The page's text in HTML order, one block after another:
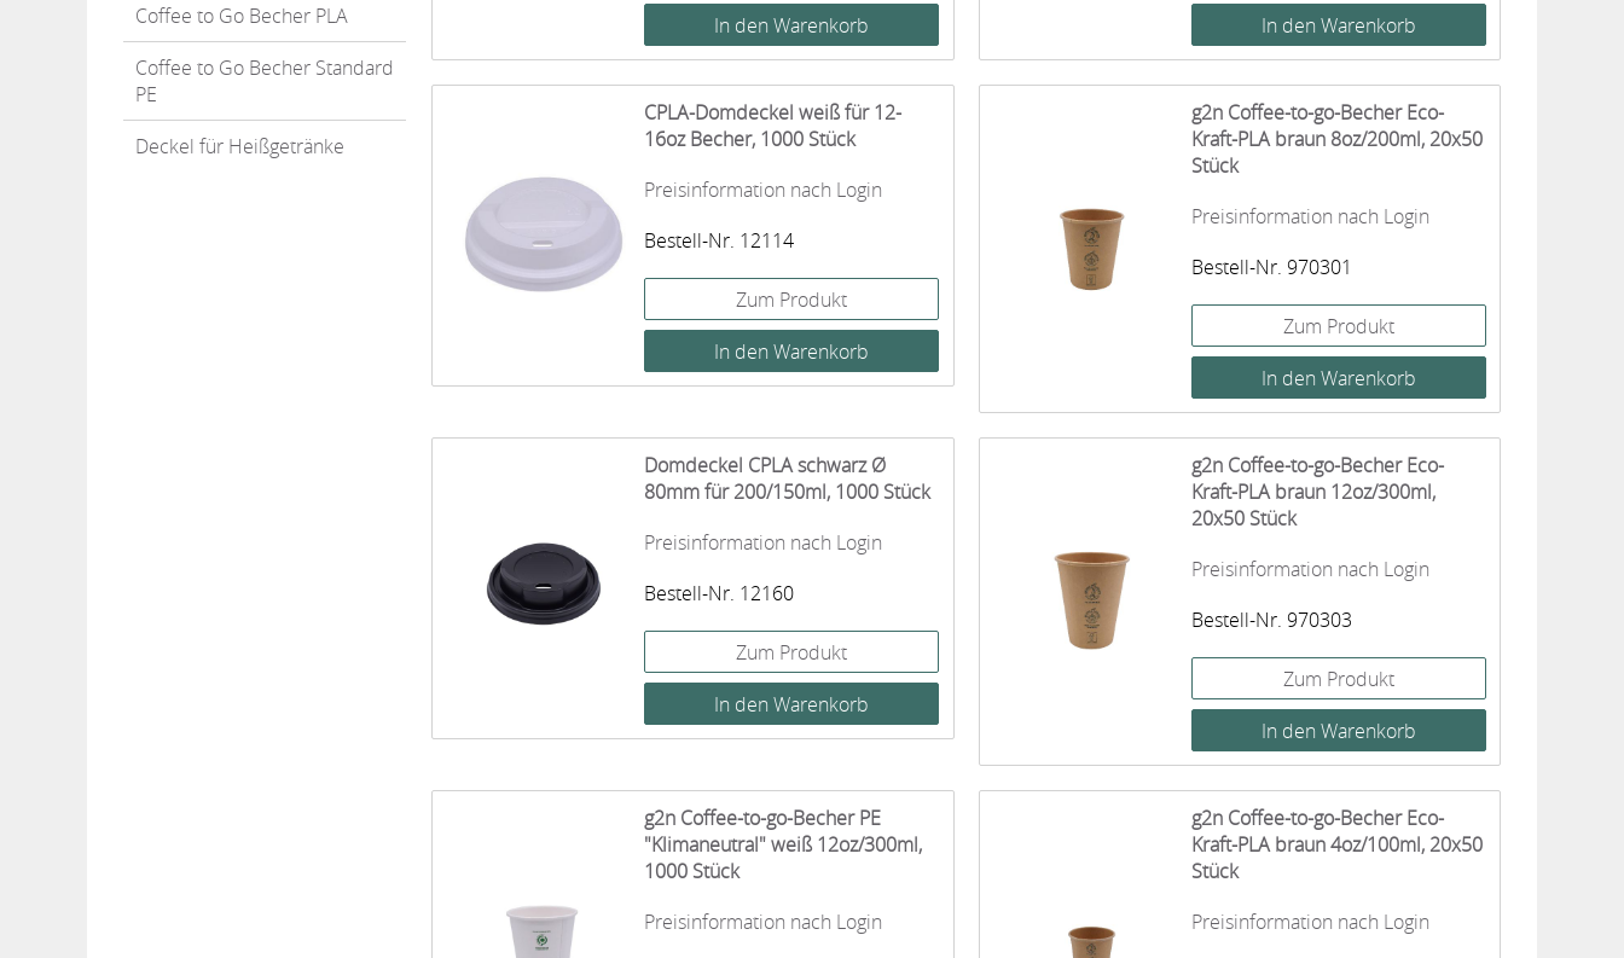
Coffee to Go Becher PLA
Coffee to Go Becher Standard
PE
Deckel für Heißgetränke
CPLA-Domdeckel weiß für 12-
16oz Becher, 1000 Stück
Preisinformation nach Login
Bestell-Nr. 12114
Zum Produkt
g2n Coffee-to-go-Becher Eco-
Kraft-PLA braun 8oz/200ml, 20x50
Stück
Preisinformation nach Login
Bestell-Nr. 970301
Zum Produkt
Domdeckel CPLA schwarz Ø
80mm für 200/150ml, 1000 Stück
Preisinformation nach Login
Bestell-Nr. 12160
Zum Produkt
g2n Coffee-to-go-Becher Eco-
Kraft-PLA braun 12oz/300ml,
20x50 Stück
Preisinformation nach Login
Bestell-Nr. 970303
Zum Produkt
g2n Coffee-to-go-Becher PE
"Klimaneutral" weiß 12oz/300ml,
1000 Stück
Preisinformation nach Login
g2n Coffee-to-go-Becher Eco-
Kraft-PLA braun 4oz/100ml, 20x50
Stück
Preisinformation nach Login